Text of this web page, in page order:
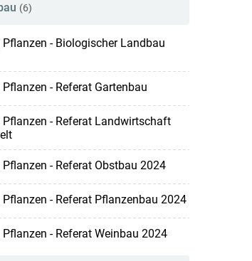
(6)
- Biologischer Landbau
- Referat Gartenbau
- Referat Landwirtschaft
- Referat Obstbau 2024
- Referat Pflanzenbau 2024
- Referat Weinbau 2024